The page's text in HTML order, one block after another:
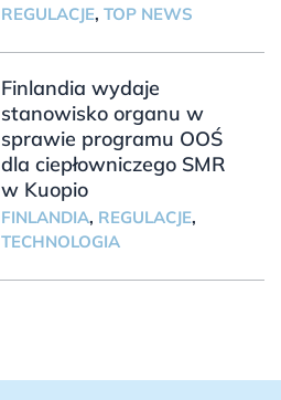
REGULACJE, TOP NEWS
Finlandia wydaje
stanowisko organu w
sprawie programu OOŚ
dla ciepłowniczego SMR
w Kuopio
FINLANDIA, REGULACJE,
TECHNOLOGIA